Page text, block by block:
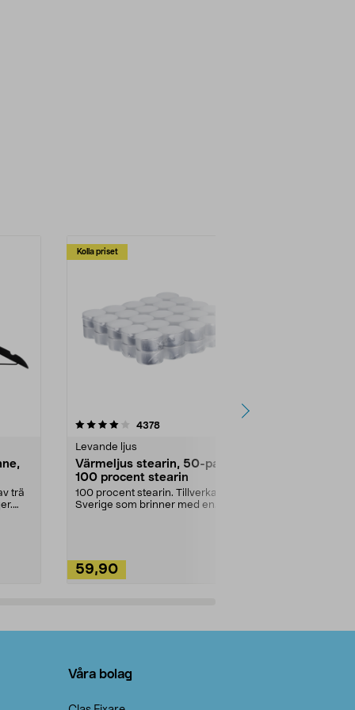
trä
Kolla priset
4378recensioner
Levande ljus
Värmeljus stearin, 50-pack,
100 procent stearin
100 procent stearin. Tillverkade i
Sverige som brinner med en
59,90
4.5av 5 stjärnor
Våra bolag